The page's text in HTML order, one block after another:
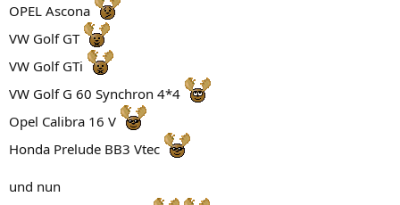
OPEL Ascona
VW Golf GT
VW Golf GTi
VW Golf G 60 Synchron 4*4
Opel Calibra 16 V
Honda Prelude BB3 Vtec
und nun